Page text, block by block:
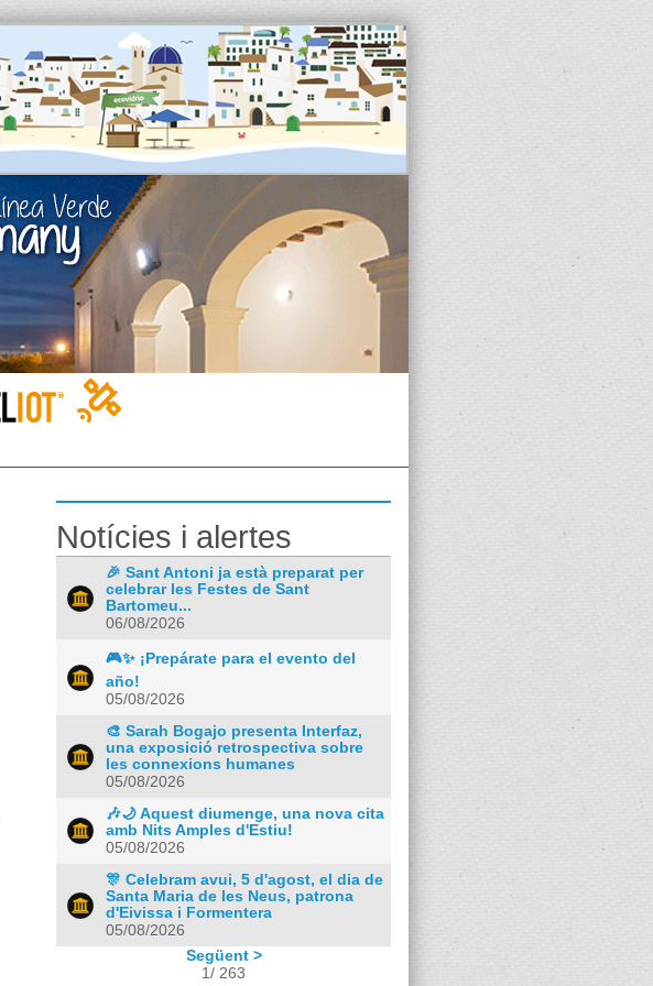
Notícies i alertes
🎉 Sant Antoni ja està preparat per
celebrar les Festes de Sant
Bartomeu...
06/08/2026
🎮✨ ¡Prepárate para el evento del
año!
05/08/2026
🎨 Sarah Bogajo presenta Interfaz,
una exposició retrospectiva sobre
les connexions humanes
05/08/2026
🎶🌙 Aquest diumenge, una nova cita
amb Nits Amples d'Estiu!
05/08/2026
🎊 Celebram avui, 5 d'agost, el dia de
Santa Maria de les Neus, patrona
d'Eivissa i Formentera
05/08/2026
Següent >
1/ 263